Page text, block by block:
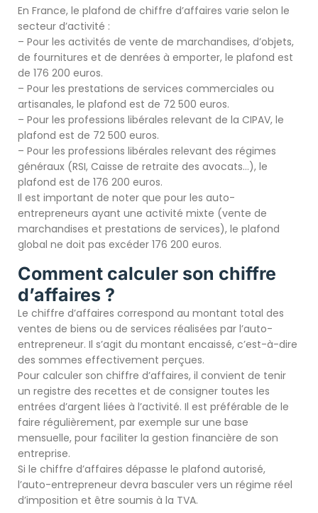
En France, le plafond de chiffre d’affaires varie selon le
secteur d’activité :
– Pour les activités de vente de marchandises, d’objets,
de fournitures et de denrées à emporter, le plafond est
de 176 200 euros.
– Pour les prestations de services commerciales ou
artisanales, le plafond est de 72 500 euros.
– Pour les professions libérales relevant de la CIPAV, le
plafond est de 72 500 euros.
– Pour les professions libérales relevant des régimes
généraux (RSI, Caisse de retraite des avocats…), le
plafond est de 176 200 euros.
Il est important de noter que pour les auto-
entrepreneurs ayant une activité mixte (vente de
marchandises et prestations de services), le plafond
global ne doit pas excéder 176 200 euros.
Comment calculer son chiffre
d’affaires ?
Le chiffre d’affaires correspond au montant total des
ventes de biens ou de services réalisées par l’auto-
entrepreneur. Il s’agit du montant encaissé, c’est-à-dire
des sommes effectivement perçues.
Pour calculer son chiffre d’affaires, il convient de tenir
un registre des recettes et de consigner toutes les
entrées d’argent liées à l’activité. Il est préférable de le
faire régulièrement, par exemple sur une base
mensuelle, pour faciliter la gestion financière de son
entreprise.
Si le chiffre d’affaires dépasse le plafond autorisé,
l’auto-entrepreneur devra basculer vers un régime réel
d’imposition et être soumis à la TVA.